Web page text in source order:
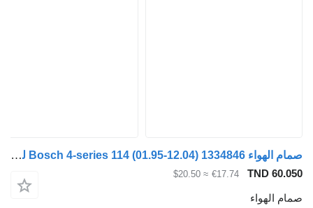
صمام الهواء Bosch 4-series 114 (01.95-12.04) 1334846 لـ السيارات القاطرة Scania 4-series (1995-2006)
TND
€17.74
≈ $20.50
الهواء